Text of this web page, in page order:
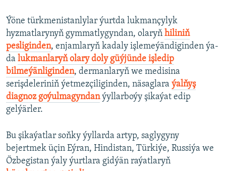
Ýöne türkmenistanlylar ýurtda lukmançylyk
hyzmatlarynyň gymmatlygyndan, olaryň hiliniň
pesliginden, enjamlaryň kadaly işlemeýändiginden ýa-
da lukmanlaryň olary doly güýjünde işledip
bilmeýänliginden, dermanlaryň we medisina
serişdeleriniň ýetmezçiliginden, näsaglara ýalňyş
diagnoz goýulmagyndanýyllarboýy şikaýat edip
gelýärler.
Bu şikaýatlar soňky ýyllarda artyp, saglygyny
bejertmek üçin Eýran, Hindistan, Türkiýe, Russiýa we
Özbegistan ýaly ýurtlara gidýän raýatlaryň